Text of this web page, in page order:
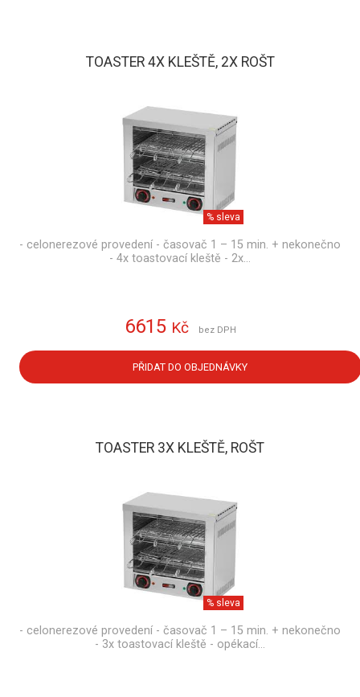
TOASTER 4X KLEŠTĚ, 2X ROŠT
% sleva
- celonerezové provedení - časovač 1 – 15 min. + nekonečno
- 4x toastovací kleště - 2x…
6615 Kč bez DPH
PŘIDAT DO OBJEDNÁVKY
TOASTER 3X KLEŠTĚ, ROŠT
% sleva
- celonerezové provedení - časovač 1 – 15 min. + nekonečno
- 3x toastovací kleště - opékací…